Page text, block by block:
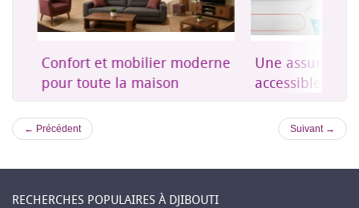
Confort et mobilier moderne
pour toute la maison
Une
accessible à
← Précédent Suivant →
RECHERCHES POPULAIRES À DJIBOUTI